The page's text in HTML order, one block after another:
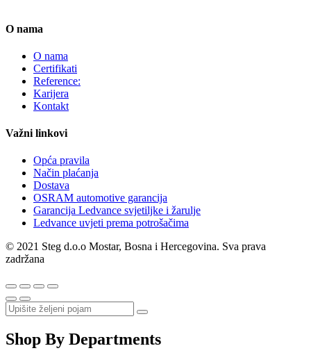
O nama
O nama
Certifikati
Reference:
Karijera
Kontakt
Važni linkovi
Opća pravila
Način plaćanja
Dostava
OSRAM automotive garancija
Garancija Ledvance svjetiljke i žarulje
Ledvance uvjeti prema potrošačima
© 2021 Steg d.o.o Mostar, Bosna i Hercegovina. Sva prava
zadržana
Shop By Departments